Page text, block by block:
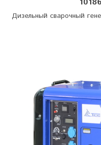
Дизельный сварочный